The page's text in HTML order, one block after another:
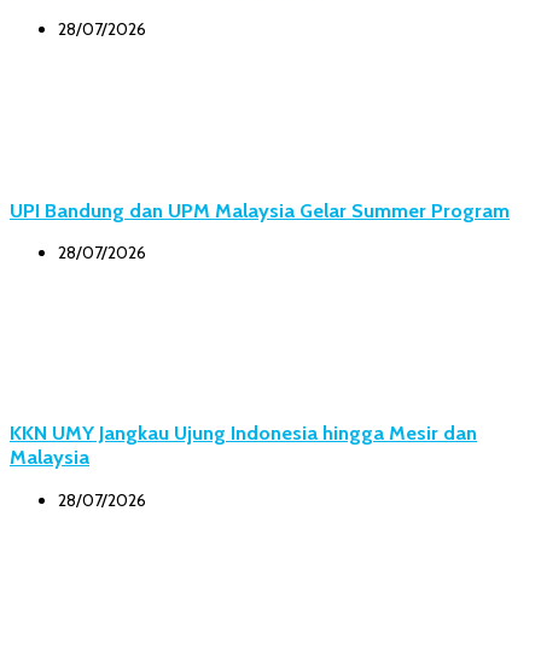
28/07/2026
UPI Bandung dan UPM Malaysia Gelar Summer Program
28/07/2026
KKN UMY Jangkau Ujung Indonesia hingga Mesir dan
Malaysia
28/07/2026